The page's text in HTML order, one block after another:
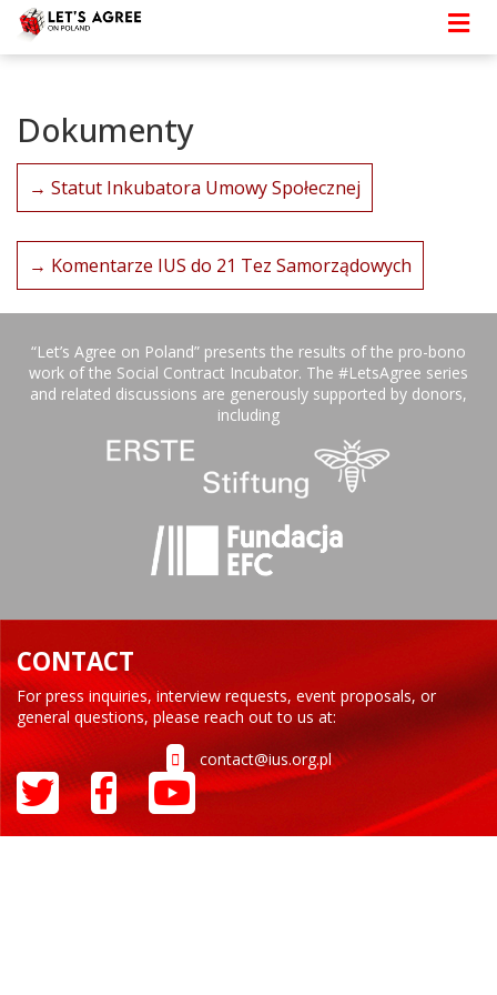
Strona główna
Dokumenty
→ Statut Inkubatora Umowy Społecznej
→ Komentarze IUS do 21 Tez Samorządowych
“Let’s Agree on Poland” presents the results of the pro-bono
work of the Social Contract Incubator. The #LetsAgree series
and related discussions are generously supported by donors,
including
CONTACT
For press inquiries, interview requests, event proposals, or
general questions, please reach out to us at:
contact@ius.org.pl